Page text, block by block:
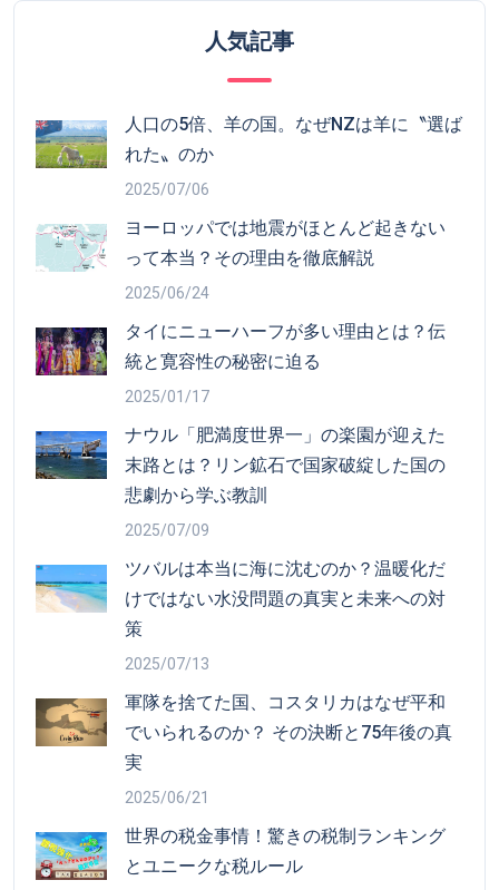
人気記事
人口の5倍、羊の国。なぜNZは羊に〝選ば
れた〟のか
2025/07/06
ヨーロッパでは地震がほとんど起きない
って本当？その理由を徹底解説
2025/06/24
タイにニューハーフが多い理由とは？伝
統と寛容性の秘密に迫る
2025/01/17
ナウル「肥満度世界一」の楽園が迎えた
末路とは？リン鉱石で国家破綻した国の
悲劇から学ぶ教訓
2025/07/09
ツバルは本当に海に沈むのか？温暖化だ
けではない水没問題の真実と未来への対
策
2025/07/13
軍隊を捨てた国、コスタリカはなぜ平和
でいられるのか？ その決断と75年後の真
実
2025/06/21
世界の税金事情！驚きの税制ランキング
とユニークな税ルール